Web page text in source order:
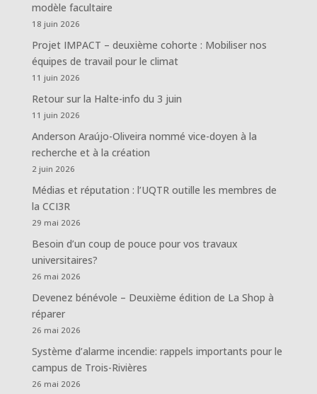
modèle facultaire
18 juin 2026
Projet IMPACT – deuxième cohorte : Mobiliser nos
équipes de travail pour le climat
11 juin 2026
Retour sur la Halte-info du 3 juin
11 juin 2026
Anderson Araújo-Oliveira nommé vice-doyen à la
recherche et à la création
2 juin 2026
Médias et réputation : l’UQTR outille les membres de
la CCI3R
29 mai 2026
Besoin d’un coup de pouce pour vos travaux
universitaires?
26 mai 2026
Devenez bénévole – Deuxième édition de La Shop à
réparer
26 mai 2026
Système d’alarme incendie: rappels importants pour le
campus de Trois-Rivières
26 mai 2026